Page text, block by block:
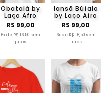
Obatalá by
Laço Afro
R$ 99,00
6x de R$ 16,50 sem
juros
Iansã Búfalo
by Laço Afro
R$ 99,00
6x de R$ 16,50 sem
juros